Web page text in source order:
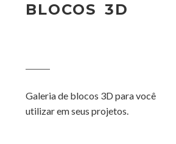
BLOCOS 3D
Galeria de blocos 3D para você
utilizar em seus projetos.